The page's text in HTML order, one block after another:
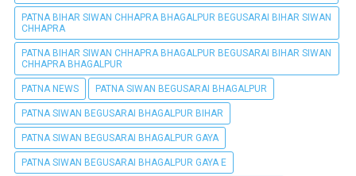
PATNA BIHAR SIWAN CHHAPRA BHAGALPUR BEGUSARAI BIHAR SIWAN
CHHAPRA
PATNA BIHAR SIWAN CHHAPRA BHAGALPUR BEGUSARAI BIHAR SIWAN
CHHAPRA BHAGALPUR
PATNA NEWS PATNA SIWAN BEGUSARAI BHAGALPUR
PATNA SIWAN BEGUSARAI BHAGALPUR BIHAR
PATNA SIWAN BEGUSARAI BHAGALPUR GAYA
PATNA SIWAN BEGUSARAI BHAGALPUR GAYA E